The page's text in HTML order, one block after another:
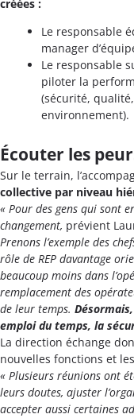
créées :
Le responsable
manager
Le responsable
piloter la
(sécurité,
environnement).
Écouter les
Sur le terrain,
collective par niveau
« Pour des gens qui sont
changement, prévient
Prenons l’exemple des
rôle de REP davantage
beaucoup moins dans
remplacement des
de leur temps.
emploi du temps, la
La direction échange
nouvelles fonctions et
« Plusieurs réunions ont
leurs doutes, ajuster
accepter aussi certaines